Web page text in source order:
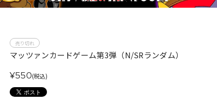
売り切れ
マッツァンカードゲーム第3弾（N/SRランダム）
¥550(税込)